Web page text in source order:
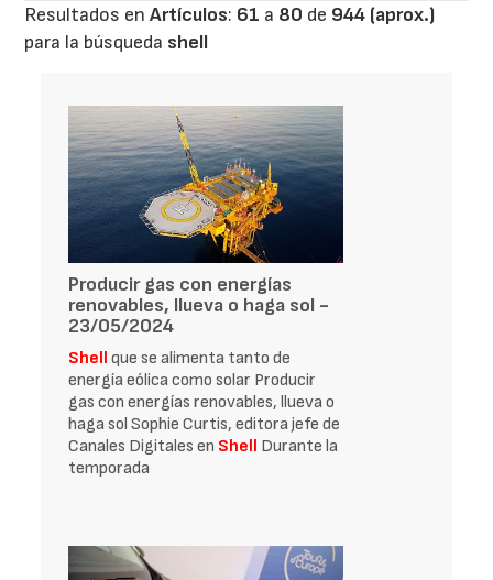
Resultados enArtículos: 61 a 80 de 944 (aprox.)
para la búsqueda shell
Producir gas con energías
renovables, llueva o haga sol -
23/05/2024
Shell que se alimenta tanto de
energía eólica como solar Producir
gas con energías renovables, llueva o
haga sol Sophie Curtis, editora jefe de
Canales Digitales en Shell Durante la
temporada